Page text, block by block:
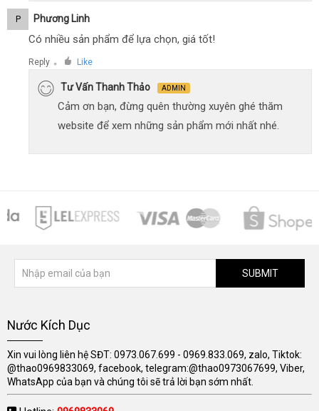
P Phương Linh
Có nhiều sản phẩm để lựa chọn, giá tốt!
Reply ● Like
Tư Vấn Thanh Thảo ADMIN
Cảm ơn bạn, đừng quên thường xuyên ghé thăm
website để xem những sản phẩm mới nhất nhé.
SUBMIT
Nước Kích Dục
Xin vui lòng liên hệ SĐT: 0973.067.699 - 0969.833.069, zalo, Tiktok:
@thao0969833069, facebook, telegram:@thao0973067699, Viber,
WhatsApp của bạn và chúng tôi sẽ trả lời bạn sớm nhất.